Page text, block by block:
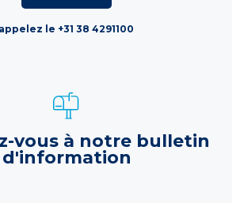
le +31 38 4291100
vous à notre bulletin
d'information